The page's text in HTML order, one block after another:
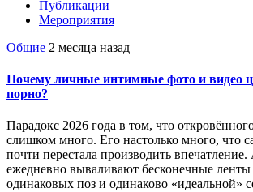
Публикации
Мероприятия
Общие 2 месяца назад
Почему личные интимные фото и видео
порно?
Парадокс 2026 года в том, что
слишком много. Его настолько много, что
почти перестала производить
ежедневно вываливают бесконечные
одинаковых поз и одинаково «идеальной»